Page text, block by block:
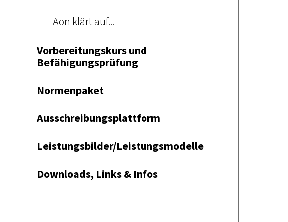
Aon klärt auf...
Vorbereitungskurs und
Befähigungsprüfung
Normenpaket
Ausschreibungsplattform
Leistungsbilder/Leistungsmodelle
Downloads, Links & Infos